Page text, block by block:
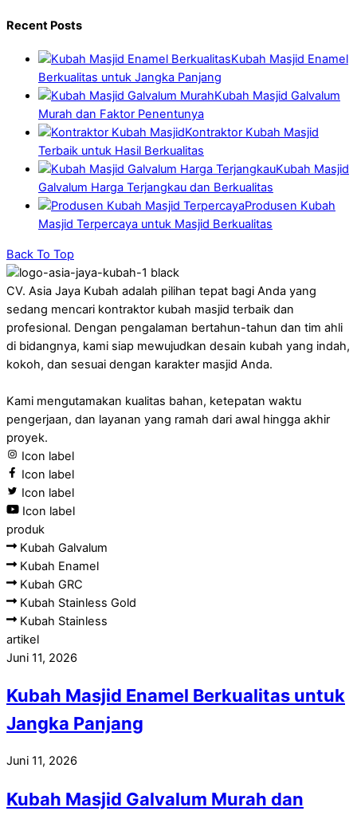
Recent Posts
Kubah Masjid Enamel
Berkualitas untuk Jangka Panjang
Kubah Masjid Galvalum
Murah dan Faktor Penentunya
Kontraktor Kubah Masjid
Terbaik untuk Hasil Berkualitas
Kubah Masjid
Galvalum Harga Terjangkau dan Berkualitas
Produsen Kubah
Masjid Terpercaya untuk Masjid Berkualitas
Back To Top
CV. Asia Jaya Kubah adalah pilihan tepat bagi Anda yang
sedang mencari kontraktor kubah masjid terbaik dan
profesional. Dengan pengalaman bertahun-tahun dan tim ahli
di bidangnya, kami siap mewujudkan desain kubah yang indah,
kokoh, dan sesuai dengan karakter masjid Anda.
Kami mengutamakan kualitas bahan, ketepatan waktu
pengerjaan, dan layanan yang ramah dari awal hingga akhir
proyek.
Icon label
Icon label
Icon label
Icon label
produk
Kubah Galvalum
Kubah Enamel
Kubah GRC
Kubah Stainless Gold
Kubah Stainless
artikel
Juni 11, 2026
Kubah Masjid Enamel Berkualitas untuk
Jangka Panjang
Juni 11, 2026
Kubah Masjid Galvalum Murah dan